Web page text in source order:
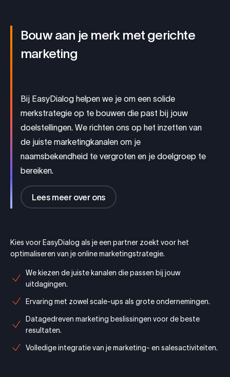
Bouw aan je merk met gerichte
marketing
Bij EasyDialog helpen we je om een solide
merkstrategie op te bouwen die past bij jouw
doelstellingen. We richten ons op het inzetten van
de juiste marketingkanalen om je
naamsbekendheid te vergroten en je doelgroep te
bereiken.
Lees meer over ons
Kies voor EasyDialog als je een partner zoekt voor het
optimaliseren van je online marketingstrategie.
We kiezen de juiste kanalen die passen bij jouw
uitdagingen.
Ervaring met zowel scale-ups als grote ondernemingen.
Datagedreven marketing beslissingen voor de beste
resultaten.
Volledige integratie van je marketing- en salesactiviteiten.